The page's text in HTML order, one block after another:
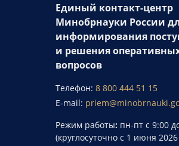
Единый контакт-центр
Минобрнауки России
информирования
и решения
вопросов
Телефон:8 800 444 51 15
E-mail:
Режим работы: пн-пт с 9:00
(круглосуточно с 1 июня